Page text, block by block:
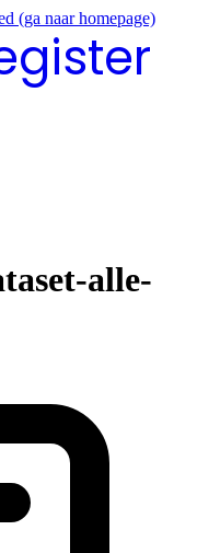
(ga naar homepage)
alle-